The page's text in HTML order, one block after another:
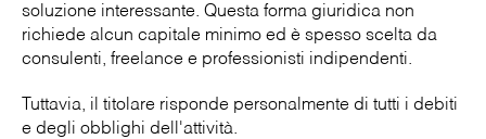
soluzione interessante. Questa forma giuridica non
richiede alcun capitale minimo ed è spesso scelta da
consulenti, freelance e professionisti indipendenti.
Tuttavia, il titolare risponde personalmente di tutti i debiti
e degli obblighi dell'attività.